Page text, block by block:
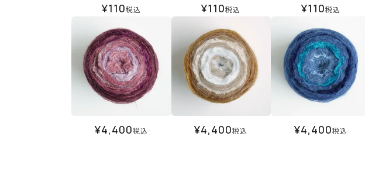
¥110税込 ¥110税込 ¥110税込
¥4,400税込 ¥4,400税込 ¥4,400税込